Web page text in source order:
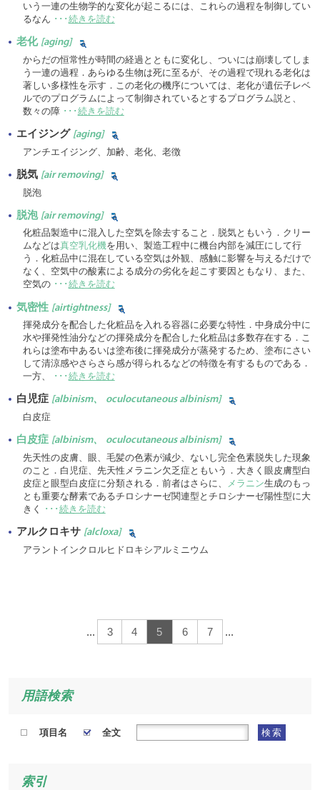
いう一連の生物学的な変化が起こるには、これらの過程を制御してい
るなん ･･･ 続きを読む
老化 [aging]
からだの恒常性が時間の経過とともに変化し、ついには崩壊してしま
う一連の過程．あらゆる生物は死に至るが、その過程で現れる老化は
著しい多様性を示す．この老化の機序については、老化が遺伝子レベ
ルでのプログラムによって制御されているとするプログラム説と、
数々の障 ･･･ 続きを読む
エイジング [aging]
アンチエイジング、加齢、老化、老徴
脱気 [air removing]
脱泡
脱泡 [air removing]
化粧品製造中に混入した空気を除去すること．脱気ともいう．クリー
ムなどは真空乳化機を用い、製造工程中に機台内部を減圧にして行
う．化粧品中に混在している空気は外観、感触に影響を与えるだけで
なく、空気中の酸素による成分の劣化を起こす要因ともなり、また、
空気の ･･･ 続きを読む
気密性 [airtightness]
揮発成分を配合した化粧品を入れる容器に必要な特性．中身成分中に
水や揮発性油分などの揮発成分を配合した化粧品は多数存在する．こ
れらは塗布中あるいは塗布後に揮発成分が蒸発するため、塗布にさい
して清涼感やさらさら感が得られるなどの特徴を有するものである．
一方、
･･･ 続きを読む
白児症 [albinism、 oculocutaneous albinism]
白皮症
白皮症 [albinism、 oculocutaneous albinism]
先天性の皮膚、眼、毛髪の色素が減少、ないし完全色素脱失した現象
のこと．白児症、先天性メラニン欠乏症ともいう．大きく眼皮膚型白
皮症と眼型白皮症に分類される．前者はさらに、
メラニン生成のもっ
とも重要な酵素であるチロシナーゼ関連型とチロシナーゼ陽性型に大
きく
･･･ 続きを読む
アルクロキサ [alcloxa]
アラントインクロルヒドロキシアルミニウム
... 3 4 5 6 7 ...
用語検索
項目名 全文 検索
索引